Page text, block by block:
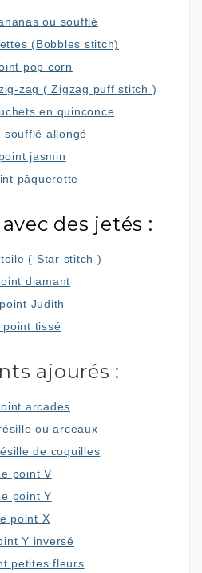
ou soufflé
(Bobbles stitch)
pop corn
zag ( Zigzag puff stitch )
en quinconce
soufflé allongé
jasmin
pâquerette
des jetés :
( Star stitch )
diamant
Judith
point tissé
ajourés :
arcades
ou arceaux
de coquilles
point V
point Y
point X
Y inversé
petites fleurs